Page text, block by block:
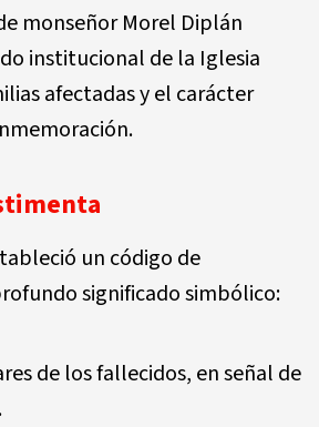
monseñor Morel Diplán
institucional de la Iglesia
afectadas y el carácter
un código de
significado simbólico:
de los fallecidos, en señal de